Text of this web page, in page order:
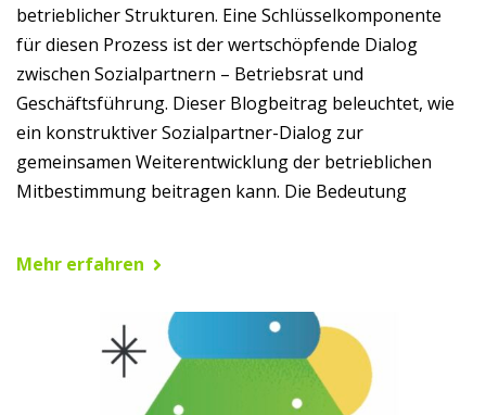
betrieblicher Strukturen. Eine Schlüsselkomponente
für diesen Prozess ist der wertschöpfende Dialog
zwischen Sozialpartnern – Betriebsrat und
Geschäftsführung. Dieser Blogbeitrag beleuchtet, wie
ein konstruktiver Sozialpartner-Dialog zur
gemeinsamen Weiterentwicklung der betrieblichen
Mitbestimmung beitragen kann. Die Bedeutung
Mehr erfahren